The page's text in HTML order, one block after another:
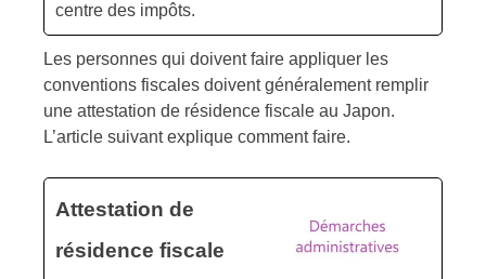
centre des impôts.
Les personnes qui doivent faire appliquer les
conventions fiscales doivent généralement remplir
une attestation de résidence fiscale au Japon.
L’article suivant explique comment faire.
Attestation de
résidence fiscale